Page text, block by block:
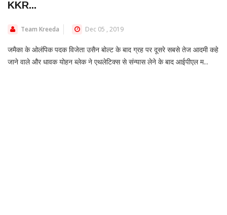
KKR...
Team Kreeda Dec 05 , 2019
जमैका के ओलंपिक पदक विजेता उसैन बोल्ट के बाद ग्रह पर दूसरे सबसे तेज आदमी कहे
जाने वाले और धावक योहन ब्लेक ने एथलेटिक्स से संन्यास लेने के बाद आईपीएल म...